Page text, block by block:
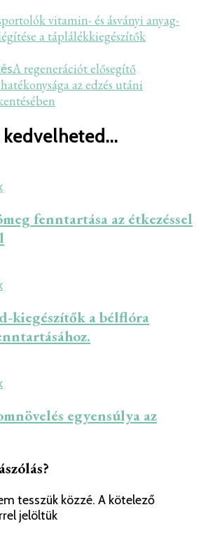
vitamin- és ásványi anyag-
a táplálékkiegészítők
A regenerációt elősegítő
az edzés utáni
fenntartása az étkezéssel
kiegészítők a bélflóra
egyensúlya az
tesszük közzé. A kötelező
jelöltük